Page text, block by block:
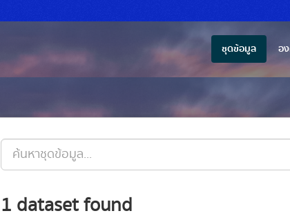
ชุดข้อมูล อ
1 dataset found